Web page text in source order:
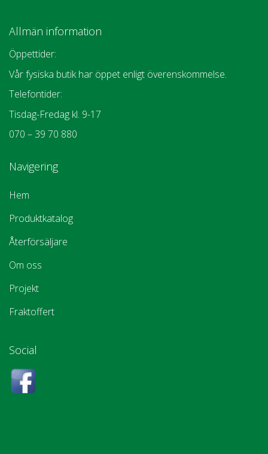
Allmän information
Öppettider:
Vår fysiska butik har öppet enligt överenskommelse.
Telefontider:
Tisdag-Fredag kl. 9-17
070 – 39 70 880
Navigering
Hem
Produktkatalog
Återförsäljare
Om oss
Projekt
Fraktoffert
Social